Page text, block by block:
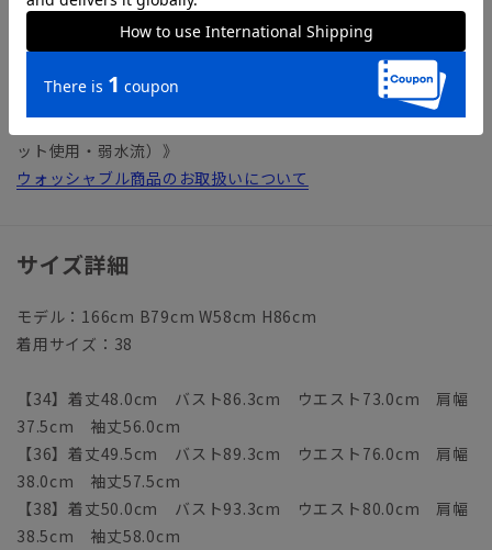
＊セット着用可（ワンピースは別売りとなります。）
ワンピース：FOO009-ZA、FOO010-ZA
【仕様】1つボタン／スリットカフス／総裏仕立て
【洗濯表示】ドライクリーニング・家庭洗濯可《洗濯機可（ネ
ット使用・弱水流）》
ウォッシャブル商品のお取扱いについて
サイズ詳細
モデル：166cm B79cm W58cm H86cm
着用サイズ：38
【34】着丈48.0cm バスト86.3cm ウエスト73.0cm 肩幅
37.5cm 袖丈56.0cm
【36】着丈49.5cm バスト89.3cm ウエスト76.0cm 肩幅
38.0cm 袖丈57.5cm
【38】着丈50.0cm バスト93.3cm ウエスト80.0cm 肩幅
38.5cm 袖丈58.0cm